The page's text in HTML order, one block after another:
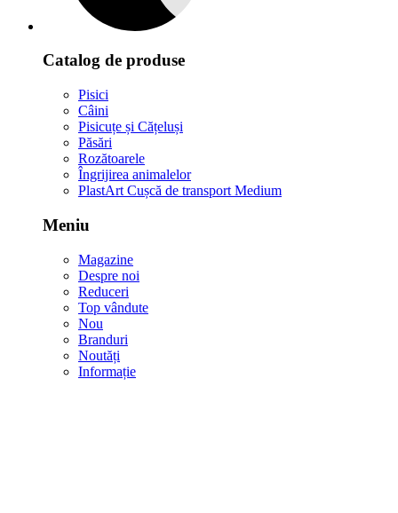
Catalog de produse
Pisici
Câini
Pisicuțe și Cățeluși
Păsări
Rozătoarele
Îngrijirea animalelor
PlastArt Cușcă de transport Medium
Meniu
Magazine
Despre noi
Reduceri
Top vândute
Nou
Branduri
Noutăți
Informație